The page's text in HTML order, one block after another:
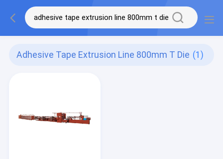
Adhesive Tape Extrusion Line 800mm T Die (1)